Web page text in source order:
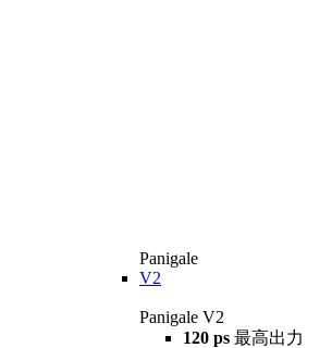
Panigale
V2
Panigale V2
120 ps 最高出力